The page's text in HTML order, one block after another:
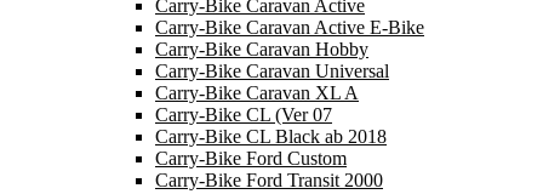
Carry-Bike Caravan Active
Carry-Bike Caravan Active E-Bike
Carry-Bike Caravan Hobby
Carry-Bike Caravan Universal
Carry-Bike Caravan XL A
Carry-Bike CL (Ver 07
Carry-Bike CL Black ab 2018
Carry-Bike Ford Custom
Carry-Bike Ford Transit 2000